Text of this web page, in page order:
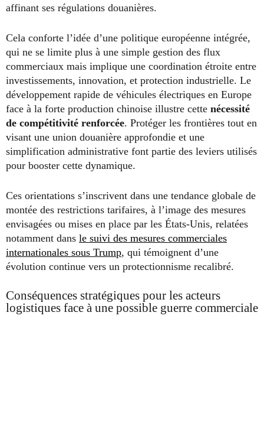
affinant ses régulations douanières.
Cela conforte l’idée d’une politique européenne intégrée,
qui ne se limite plus à une simple gestion des flux
commerciaux mais implique une coordination étroite entre
investissements, innovation, et protection industrielle. Le
développement rapide de véhicules électriques en Europe
face à la forte production chinoise illustre cette nécessité
de compétitivité renforcée. Protéger les frontières tout en
visant une union douanière approfondie et une
simplification administrative font partie des leviers utilisés
pour booster cette dynamique.
Ces orientations s’inscrivent dans une tendance globale de
montée des restrictions tarifaires, à l’image des mesures
envisagées ou mises en place par les États-Unis, relatées
notamment dans le suivi des mesures commerciales
internationales sous Trump, qui témoignent d’une
évolution continue vers un protectionnisme recalibré.
Conséquences stratégiques pour les acteurs
logistiques face à une possible guerre commerciale